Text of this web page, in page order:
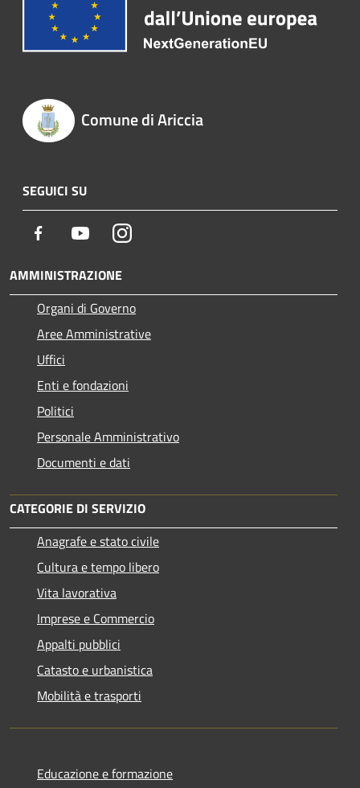
Comune di Ariccia
SEGUICI SU
Facebook YoutubeInstagram
AMMINISTRAZIONE
Organi di Governo
Aree Amministrative
Uffici
Enti e fondazioni
Politici
Personale Amministrativo
Documenti e dati
CATEGORIE DI SERVIZIO
Anagrafe e stato civile
Cultura e tempo libero
Vita lavorativa
Imprese e Commercio
Appalti pubblici
Catasto e urbanistica
Mobilità e trasporti
Educazione e formazione